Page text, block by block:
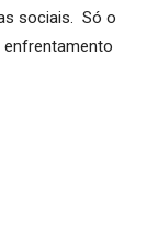
sociais. Só o
enfrentamento